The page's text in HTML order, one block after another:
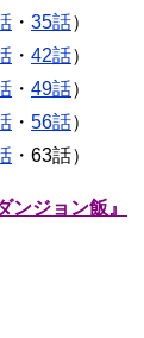
・ 35話）
・ 42話）
・ 49話）
・ 56話）
・63話）
ンジョン飯』